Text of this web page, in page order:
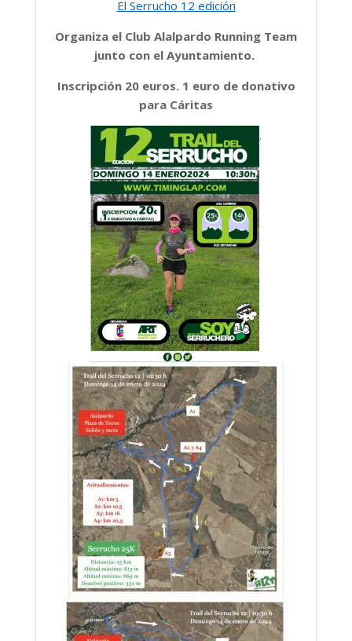
El Serrucho 12 edición
Organiza el Club Alalpardo Running Team
junto con el Ayuntamiento.
Inscripción 20 euros. 1 euro de donativo
para Cáritas
.